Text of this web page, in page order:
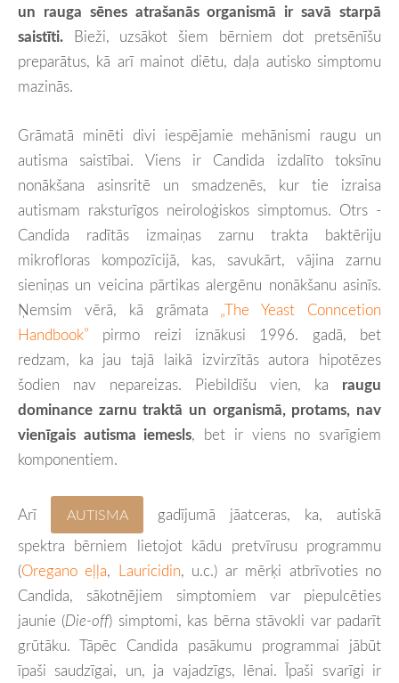
un rauga sēnes atrašanās organismā ir savā starpā
saistīti. Bieži, uzsākot šiem bērniem dot pretsēnīšu
preparātus, kā arī mainot diētu, daļa autisko simptomu
mazinās.
Grāmatā minēti divi iespējamie mehānismi raugu un
autisma saistībai. Viens ir Candida izdalīto toksīnu
nonākšana asinsritē un smadzenēs, kur tie izraisa
autismam raksturīgos neiroloģiskos simptomus. Otrs -
Candida radītās izmaiņas zarnu trakta baktēriju
mikrofloras kompozīcijā, kas, savukārt, vājina zarnu
sieniņas un veicina pārtikas alergēnu nonākšanu asinīs.
Ņemsim vērā, kā grāmata „The Yeast Conncetion
Handbook” pirmo reizi iznākusi 1996. gadā, bet
redzam, ka jau tajā laikā izvirzītās autora hipotēzes
šodien nav nepareizas. Piebildīšu vien, ka raugu
dominance zarnu traktā un organismā, protams, nav
vienīgais autisma iemesls, bet ir viens no svarīgiem
komponentiem.
Arī AUTISMA
gadījumā jāatceras, ka, autiskā
spektra bērniem lietojot kādu pretvīrusu programmu
(Oregano eļļa, Lauricidin, u.c.) ar mērķi atbrīvoties no
Candida, sākotnējiem simptomiem var piepulcēties
jaunie (Die-off) simptomi, kas bērna stāvokli var padarīt
grūtāku. Tāpēc Candida pasākumu programmai jābūt
īpaši saudzīgai, un, ja vajadzīgs, lēnai. Īpaši svarīgi ir